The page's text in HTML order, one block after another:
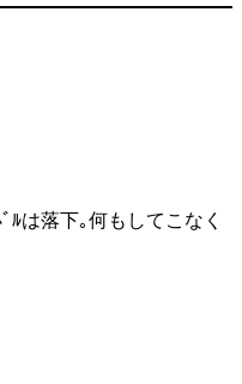
は落下｡何もしてこなく